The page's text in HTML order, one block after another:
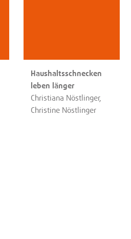
Haushaltsschnecken
leben länger
Christiana Nöstlinger,
Christine Nöstlinger